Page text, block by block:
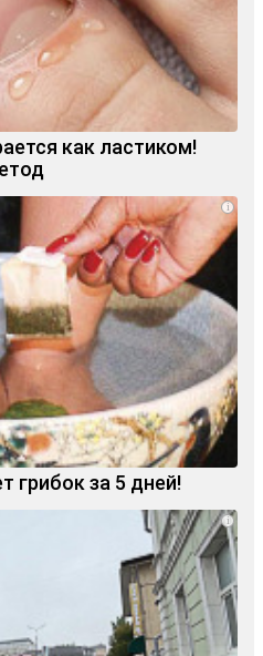
как ластиком!
i
грибок за 5 дней!
i